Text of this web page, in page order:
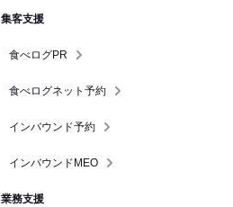
集客支援
食べログPR
食べログネット予約
インバウンド予約
インバウンドMEO
業務支援